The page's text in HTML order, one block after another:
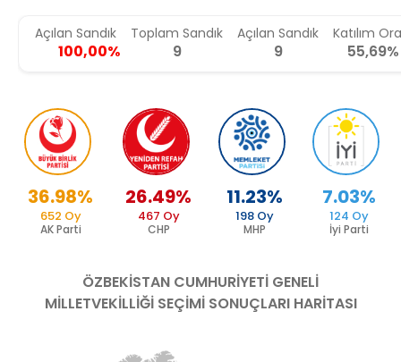
Açılan Sandık
100,00%
Toplam Sandık
9
Açılan Sandık
9
Katılım
55,69%
AK Parti
36.98%
652 Oy
CHP
26.49%
467 Oy
MHP
11.23%
198 Oy
İyi Parti
7.03%
124 Oy
ÖZBEKİSTAN CUMHURİYETİ GENELİ
MİLLETVEKİLLİĞİ SEÇİMİ SONUÇLARI HARİTASI